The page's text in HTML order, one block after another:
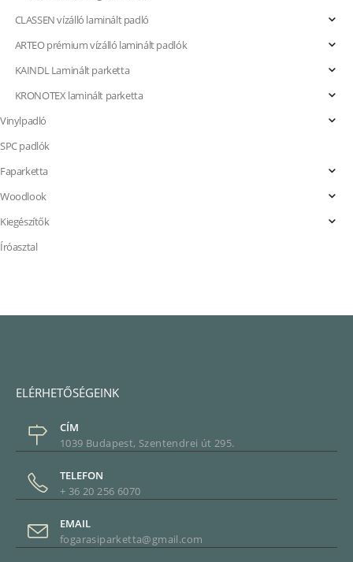
CLASSEN vízálló laminált padló
ARTEO prémium vízálló laminált padlók
KAINDL Laminált parketta
KRONOTEX laminált parketta
Vinylpadló
SPC padlók
Faparketta
Woodlook
Kiegészítők
Íróasztal
ELÉRHETŐSÉGEINK
CÍM
1039 Budapest, Szentendrei út 295.
TELEFON
+ 36 20 256 6070
EMAIL
fogarasiparketta@gmail.com